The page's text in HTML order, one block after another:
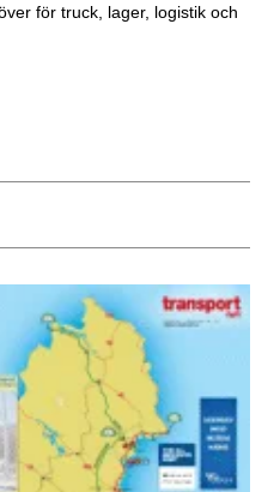
för truck, lager, logistik och